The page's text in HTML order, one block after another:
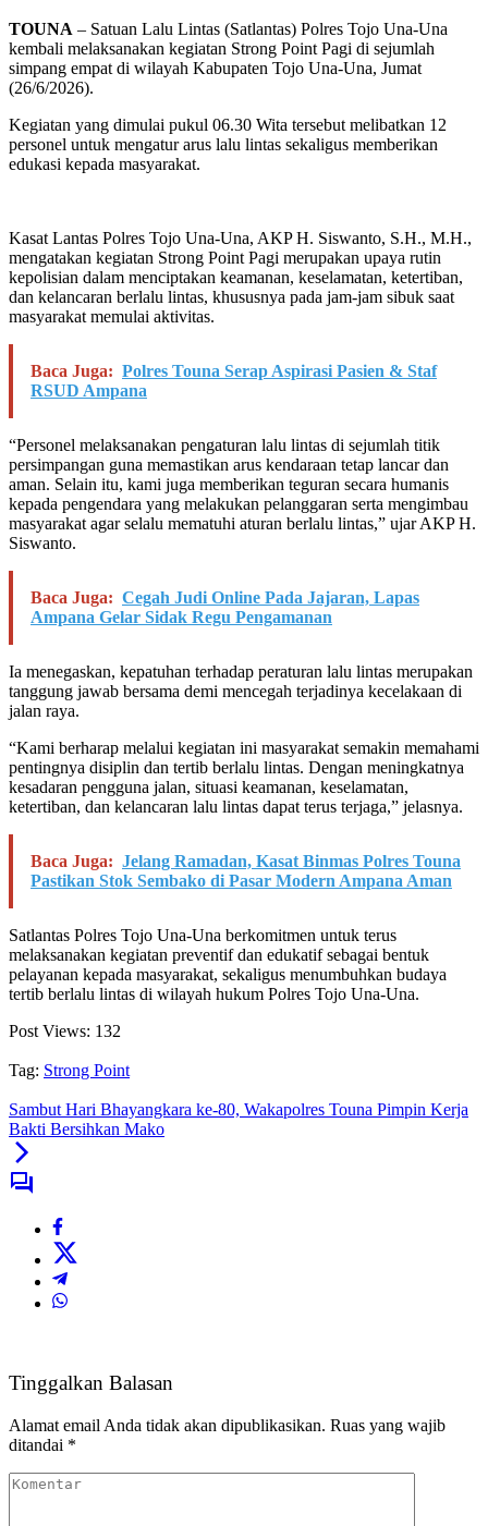
TOUNA – Satuan Lalu Lintas (Satlantas) Polres Tojo Una-Una
kembali melaksanakan kegiatan Strong Point Pagi di sejumlah
simpang empat di wilayah Kabupaten Tojo Una-Una, Jumat
(26/6/2026).
Kegiatan yang dimulai pukul 06.30 Wita tersebut melibatkan 12
personel untuk mengatur arus lalu lintas sekaligus memberikan
edukasi kepada masyarakat.
Kasat Lantas Polres Tojo Una-Una, AKP H. Siswanto, S.H., M.H.,
mengatakan kegiatan Strong Point Pagi merupakan upaya rutin
kepolisian dalam menciptakan keamanan, keselamatan, ketertiban,
dan kelancaran berlalu lintas, khususnya pada jam-jam sibuk saat
masyarakat memulai aktivitas.
Baca Juga: Polres Touna Serap Aspirasi Pasien & Staf
RSUD Ampana
“Personel melaksanakan pengaturan lalu lintas di sejumlah titik
persimpangan guna memastikan arus kendaraan tetap lancar dan
aman. Selain itu, kami juga memberikan teguran secara humanis
kepada pengendara yang melakukan pelanggaran serta mengimbau
masyarakat agar selalu mematuhi aturan berlalu lintas,” ujar AKP H.
Siswanto.
Baca Juga: Cegah Judi Online Pada Jajaran, Lapas
Ampana Gelar Sidak Regu Pengamanan
Ia menegaskan, kepatuhan terhadap peraturan lalu lintas merupakan
tanggung jawab bersama demi mencegah terjadinya kecelakaan di
jalan raya.
“Kami berharap melalui kegiatan ini masyarakat semakin memahami
pentingnya disiplin dan tertib berlalu lintas. Dengan meningkatnya
kesadaran pengguna jalan, situasi keamanan, keselamatan,
ketertiban, dan kelancaran lalu lintas dapat terus terjaga,” jelasnya.
Baca Juga: Jelang Ramadan, Kasat Binmas Polres Touna
Pastikan Stok Sembako di Pasar Modern Ampana Aman
Satlantas Polres Tojo Una-Una berkomitmen untuk terus
melaksanakan kegiatan preventif dan edukatif sebagai bentuk
pelayanan kepada masyarakat, sekaligus menumbuhkan budaya
tertib berlalu lintas di wilayah hukum Polres Tojo Una-Una.
Post Views: 132
Tag: Strong Point
Sambut Hari Bhayangkara ke-80, Wakapolres Touna Pimpin Kerja
Bakti Bersihkan Mako
Tinggalkan Balasan
Alamat email Anda tidak akan dipublikasikan. Ruas yang wajib
ditandai *